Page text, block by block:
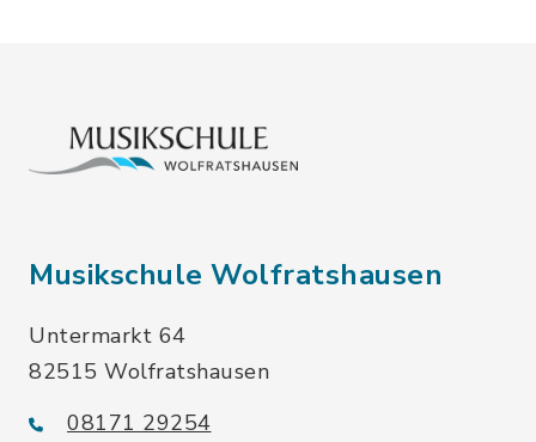
Musikschule Wolfratshausen
Untermarkt 64
82515 Wolfratshausen
08171 29254